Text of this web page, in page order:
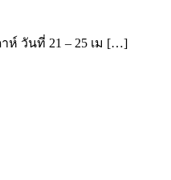
ห์ วันที่ 21 – 25 เม […]